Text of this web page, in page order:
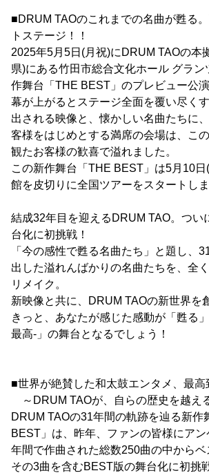
■DRUM TAOのこれまでの名曲が甦る
トステージ！！
2025年5月5日(月祝)にDRUM TAOの本
県)にある竹田市総合文化ホール グラ
作舞台「THE BEST」のプレビュー公
幕が上がるとステージ全面を覆い尽く
出される映像と、懐かしい名曲たちに
客様をはじめとする満席の会場は、こ
観たお客様の歓喜で溢れました。
この新作舞台「THE BEST」は5月10
館を皮切りに全国ツアーをスタートしま
結成32年目を迎えるDRUM TAO。つい
台化に初挑戦！
「今の感性で甦る名曲たち」と題し、
出した溢れんばかりの名曲たちを、全
リメイク。
新映像と共に、DRUM TAOの新世界を
きっと、あなたが感じた感動が「甦る
最高-」の舞台となるでしょう！
■世界が絶賛した和太鼓エンタメ、最高
～DRUM TAOが、自らの歴史を越え
DRUM TAOの31年間の軌跡を辿る新作
BEST」は、昨年、ファンの皆様にア
年間で作曲された総数250曲の中からベ
その3曲を含むBEST版の舞台化に初挑